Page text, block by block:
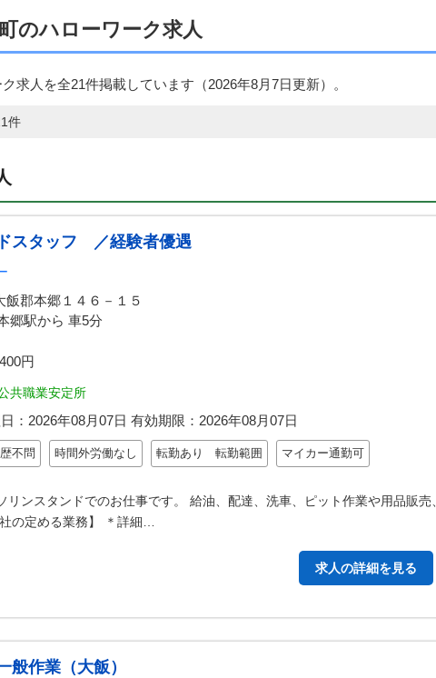
のハローワーク求人
求人を全21件掲載しています（2026年8月7日更新）。
件
スタッフ ／経験者優遇
飯郡本郷１４６－１５
郷駅から 車5分
円
共職業安定所
： 2026年08月07日 有効期限： 2026年08月07日
不問 時間外労働なし 転勤あり 転勤範囲 マイカー通勤可
リンスタンドでのお仕事です。 給油、配達、洗車、ピット作業や用品販
の定める業務】 ＊詳細…
求人の詳細を見る
般作業（大飯）